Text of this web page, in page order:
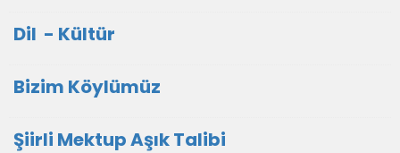
Dil - Kültür
Bizim Köylümüz
Şiirli Mektup Aşık Talibi